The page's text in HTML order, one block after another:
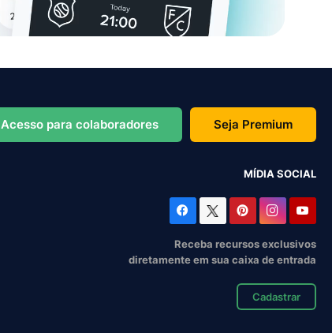
Acesso para colaboradores Seja Premium
MÍDIA SOCIAL
Receba recursos exclusivos
diretamente em sua caixa de entrada
Cadastrar